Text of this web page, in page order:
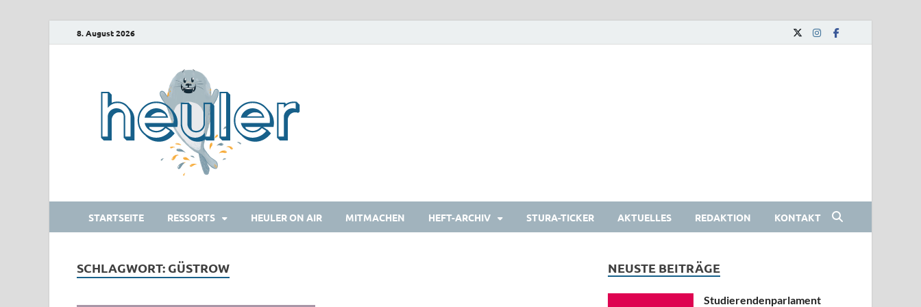
8. August 2026
STARTSEITE RESSORTS HEULER ON AIR MITMACHEN HEFT-ARCHIV STURA-TICKER AKTUELLES REDAKTION KONTAKT
SCHLAGWORT: GÜSTROW NEUSTE BEITRÄGE
Studierendenparlament